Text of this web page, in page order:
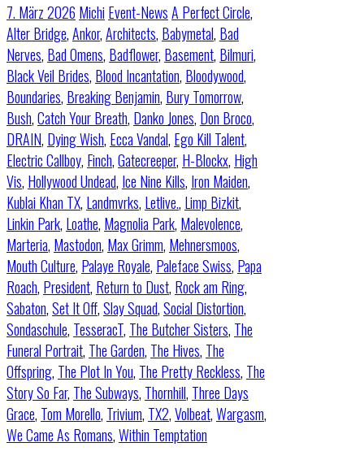
7. März 2026 Michi Event-NewsA Perfect Circle,
Alter Bridge,Ankor,Architects, Babymetal, Bad
Nerves, Bad Omens, Badflower, Basement, Bilmuri,
Black Veil Brides, Blood Incantation, Bloodywood,
Boundaries, Breaking Benjamin, Bury Tomorrow,
Bush,Catch Your Breath, Danko Jones, Don Broco,
DRAIN, Dying Wish, Ecca Vandal, Ego Kill Talent,
Electric Callboy, Finch,Gatecreeper, H-Blockx, High
Vis, Hollywood Undead, Ice Nine Kills, Iron Maiden,
Kublai Khan TX, Landmvrks, Letlive., Limp Bizkit,
Linkin Park, Loathe, Magnolia Park, Malevolence,
Marteria, Mastodon, Max Grimm, Mehnersmoos,
Mouth Culture, Palaye Royale, Paleface Swiss, Papa
Roach, President, Return to Dust, Rock am Ring,
Sabaton,Set It Off,Slay Squad,Social Distortion,
Sondaschule, TesseracT, The Butcher Sisters, The
Funeral Portrait, The Garden, The Hives, The
Offspring, The Plot In You, The Pretty Reckless, The
Story So Far, The Subways, Thornhill, Three Days
Grace, Tom Morello, Trivium, TX2,Volbeat,Wargasm,
We Came As Romans,Within Temptation